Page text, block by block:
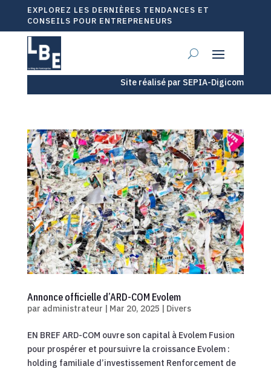
EXPLOREZ LES DERNIÈRES TENDANCES ET
CONSEILS POUR ENTREPRENEURS
Site réalisé par SEPIA-Digicom
Annonce officielle d’ARD-COM Evolem
par administrateur | Mar 20, 2025 | Divers
EN BREF ARD-COM ouvre son capital à Evolem Fusion
pour prospérer et poursuivre la croissance Evolem :
holding familiale d’investissement Renforcement de